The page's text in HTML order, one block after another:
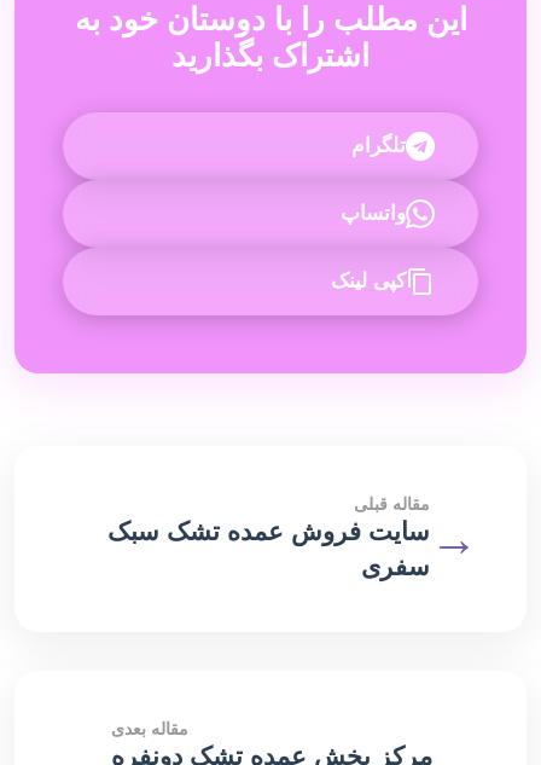
این مطلب را با دوستان خود به
اشتراک بگذارید
تلگرام
واتساپ
کپی لینک
→
مقاله قبلی
سایت فروش عمده تشک سبک
سفری
مقاله بعدی
مرکز پخش عمده تشک دونفره